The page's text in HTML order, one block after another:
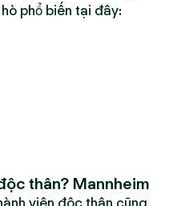
phổ biến tại đây:
thân? Mannheim
viên độc thân cũng